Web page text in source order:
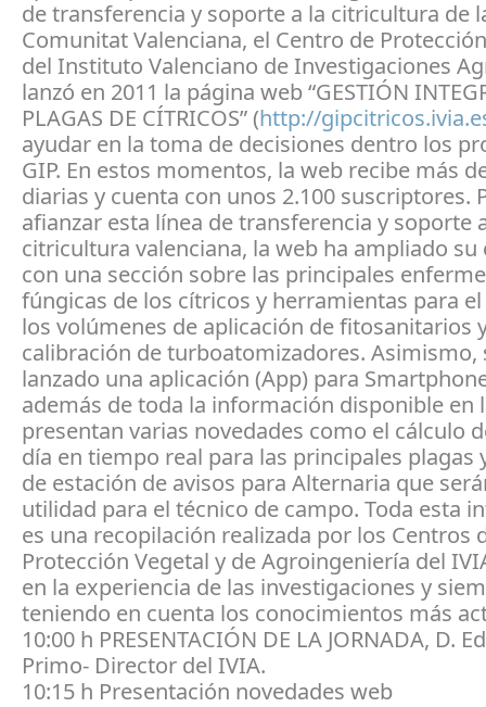
de transferencia y soporte a la citricultura de
Comunitat Valenciana, el Centro de
del Instituto Valenciano de Investigaciones
lanzó en 2011 la página web “GESTIÓN
PLAGAS DE CÍTRICOS” (http://
ayudar en la toma de decisiones dentro los
GIP. En estos momentos, la web recibe más
diarias y cuenta con unos 2.100 suscriptores.
afianzar esta línea de transferencia y soporte
citricultura valenciana, la web ha ampliado
con una sección sobre las principales
fúngicas de los cítricos y herramientas para
los volúmenes de aplicación de fitosanitarios
calibración de turboatomizadores. Asimismo,
lanzado una aplicación (App) para
además de toda la información disponible en
presentan varias novedades como el cálculo
día en tiempo real para las principales plagas
de estación de avisos para Alternaria que
utilidad para el técnico de campo. Toda esta
es una recopilación realizada por los Centros
Protección Vegetal y de Agroingeniería del
en la experiencia de las investigaciones y
teniendo en cuenta los conocimientos más
10:00 h PRESENTACIÓN DE LA JORNADA, D.
Primo- Director del IVIA.
10:15 h Presentación novedades web